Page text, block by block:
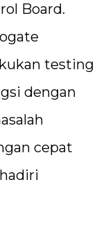
Board.
testing
dengan
cepat